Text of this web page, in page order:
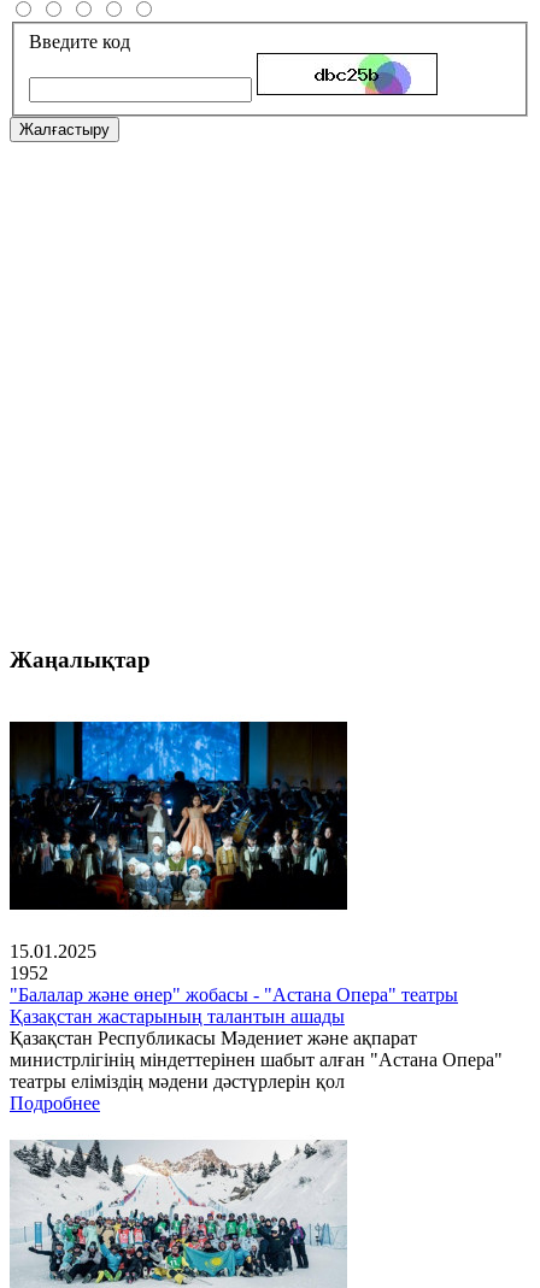
Введите код
Жалғастыру
Жаңалықтар
15.01.2025
1952
"Балалар және өнер" жобасы - "Астана Опера" театры
Қазақстан жастарының талантын ашады
Қазақстан Республикасы Мәдениет және ақпарат
министрлігінің міндеттерінен шабыт алған "Астана Опера"
театры еліміздің мәдени дәстүрлерін қол
Подробнее